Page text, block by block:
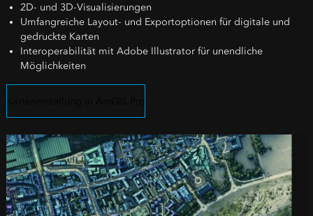
2D- und 3D-Visualisierungen
Umfangreiche Layout- und Exportoptionen für digitale und
gedruckte Karten
Interoperabilität mit Adobe Illustrator für unendliche
Möglichkeiten